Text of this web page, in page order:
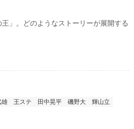
」。どのようなストーリーが展開する
雄 王ステ 田中晃平 磯野大
輝山立